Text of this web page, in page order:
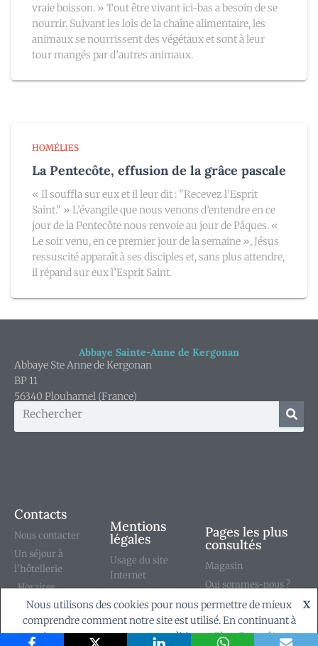
vraie boisson. » Tout être vivant ici-bas a besoin de se
nourrir. Suivant les lois de la chaîne alimentaire, les
animaux se nourrissent des végétaux et sont à leur
tour mangés par d’autres animaux.
HOMÉLIES
La Pentecôte, effusion de la grâce pascale
« Il souffla sur eux et il leur dit : "Recevez l’Esprit
Saint." » L’évangile que nous venons d’entendre en ce
jour de la Pentecôte nous renvoie au jour de Pâques. «
Le soir venu, en ce premier jour de la semaine », Jésus
ressuscité apparaît à ses disciples et, sans plus attendre,
il répand sur eux l’Esprit Saint.
Abbaye Sainte-Anne de Kergonan
Abbaye Ste Anne de Kergonan
BP 11
56340 Plouharnel (France)
Contacts
Nous contacter
Un séjour à
l'hôtellerie
Horaires
déposer une
intention de prières
Mentions
légales
Usage du site
Internet
de vente
Pages les plus
consultés
Magasin
Qui sommes-nous ?
Notre abbaye
Nous utilisons des cookies pour nous permettre de mieux
comprendre comment notre site est utilisé. En continuant à
naviguer, vous acceptez notre politique.
X
Ok Consulter